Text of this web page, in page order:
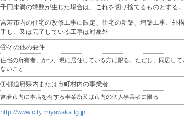
千円未満の端数が生じた場合は、これを切り捨てるものとする。
宮若市内の住宅の改修工事に限定、住宅の新築、増築工事、外
手し、又は完了している工事は対象外
④その他の要件
住宅の所有者、かつ、現に居住している方に限る。ただし、同居し
ないこと
①都道府県内または市町村内の事業者
宮若市内に本店を有する事業所又は市内の個人事業者に限る
http://www.city.miyawaka.lg.jp